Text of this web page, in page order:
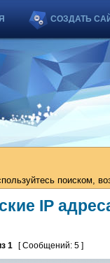
СОЗДАТЬ
поиском,
IP
1 [ Сообщений: 5 ]